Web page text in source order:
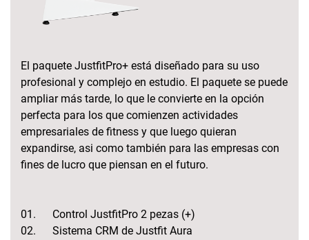
El paquete JustfitPro+ está diseñado para su uso
profesional y complejo en estudio. El paquete se puede
ampliar más tarde, lo que le convierte en la opción
perfecta para los que comienzen actividades
empresariales de fitness y que luego quieran
expandirse, asi como también para las empresas con
fines de lucro que piensan en el futuro.
01.
Control JustfitPro 2 pezas (+)
02.
Sistema CRM de Justfit Aura